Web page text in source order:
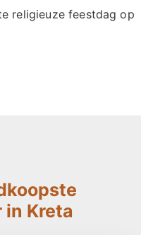
religieuze feestdag op
Kreta